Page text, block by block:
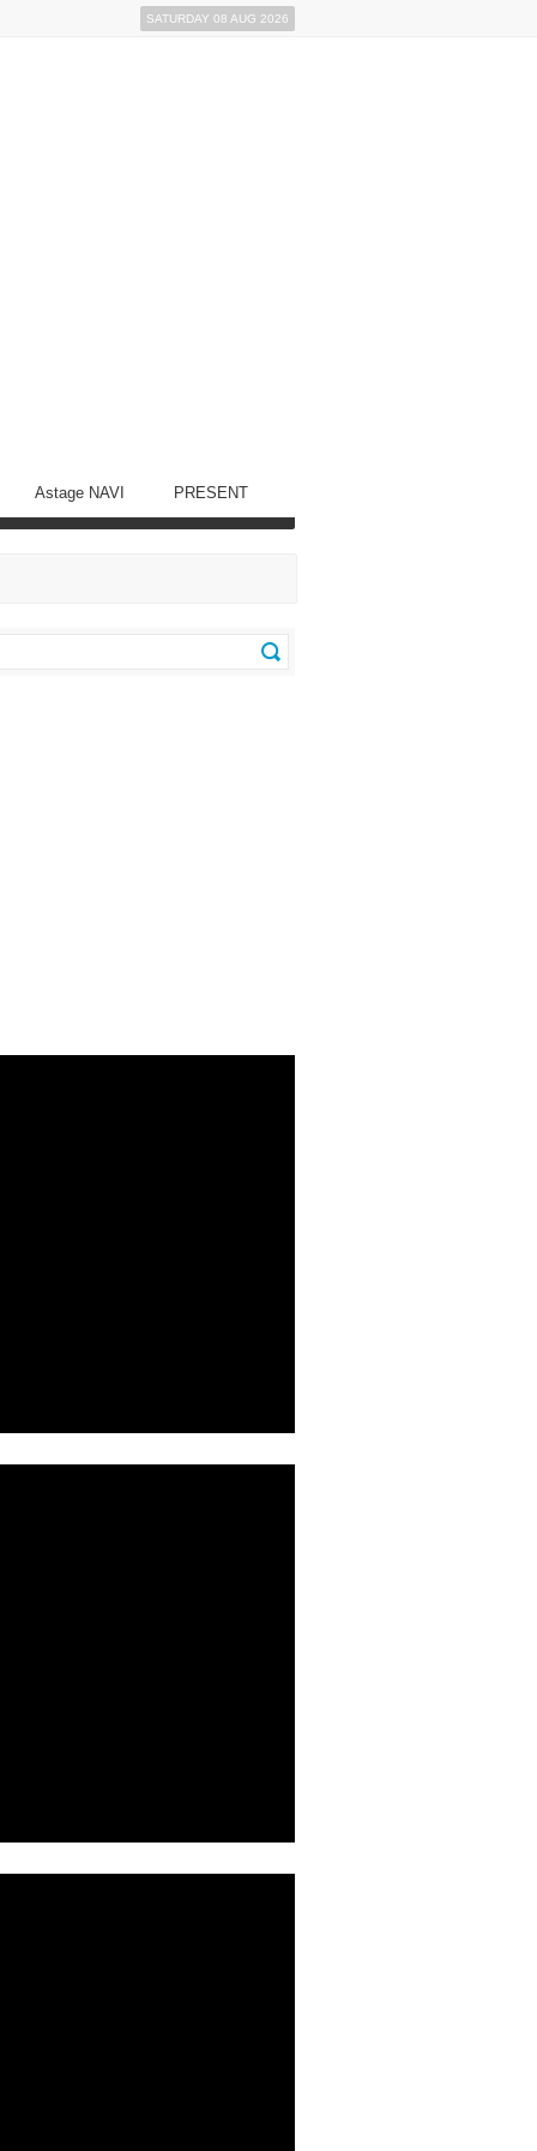
SATURDAY 08 AUG 2026
Astage NAVI PRESENT